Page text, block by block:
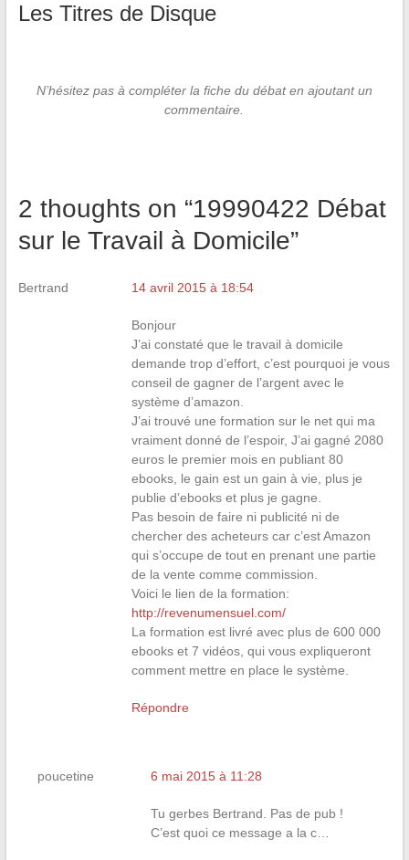
Les Titres de Disque
N’hésitez pas à compléter la fiche du débat en ajoutant un
commentaire.
2 thoughts on “19990422 Débat
sur le Travail à Domicile”
Bertrand 14 avril 2015 à 18:54
Bonjour
J’ai constaté que le travail à domicile
demande trop d’effort, c’est pourquoi je vous
conseil de gagner de l’argent avec le
système d’amazon.
J’ai trouvé une formation sur le net qui ma
vraiment donné de l’espoir, J’ai gagné 2080
euros le premier mois en publiant 80
ebooks, le gain est un gain à vie, plus je
publie d’ebooks et plus je gagne.
Pas besoin de faire ni publicité ni de
chercher des acheteurs car c’est Amazon
qui s’occupe de tout en prenant une partie
de la vente comme commission.
Voici le lien de la formation:
http://revenumensuel.com/
La formation est livré avec plus de 600 000
ebooks et 7 vidéos, qui vous expliqueront
comment mettre en place le système.
Répondre
poucetine 6 mai 2015 à 11:28
Tu gerbes Bertrand. Pas de pub !
C’est quoi ce message a la c…